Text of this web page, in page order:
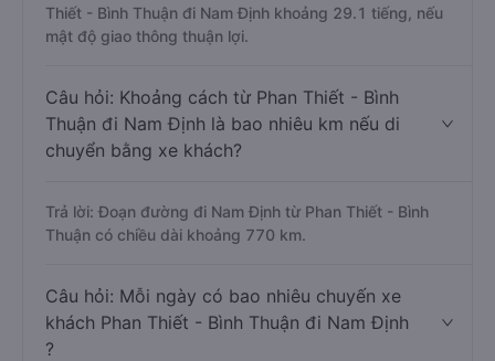
Thiết - Bình Thuận đi Nam Định khoảng 29.1 tiếng, nếu
mật độ giao thông thuận lợi.
Câu hỏi: Khoảng cách từ Phan Thiết - Bình
Thuận đi Nam Định là bao nhiêu km nếu di
chuyển bằng xe khách?
Trả lời: Đoạn đường đi Nam Định từ Phan Thiết - Bình
Thuận có chiều dài khoảng 770 km.
Câu hỏi: Mỗi ngày có bao nhiêu chuyến xe
khách Phan Thiết - Bình Thuận đi Nam Định
?